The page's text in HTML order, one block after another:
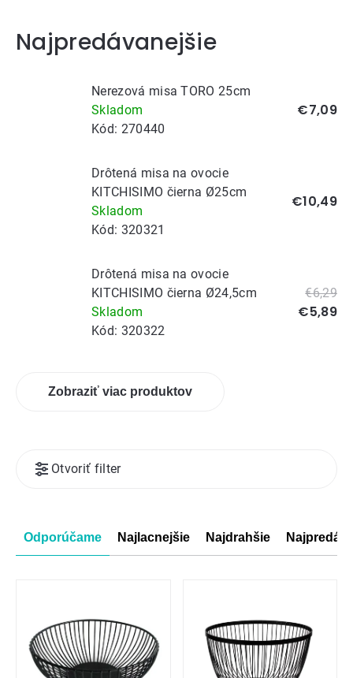
Najpredávanejšie
Nerezová misa TORO 25cm
Skladom
Kód: 270440
€7,09
Drôtená misa na ovocie
KITCHISIMO čierna Ø25cm
Skladom
Kód: 320321
€10,49
Drôtená misa na ovocie
KITCHISIMO čierna Ø24,5cm
Skladom
Kód: 320322
€6,29
€5,89
Zobraziť viac produktov
Radenie
produktov
Odporúčame Najlacnejšie Najdrahšie
Otvoriť filter
Výpis